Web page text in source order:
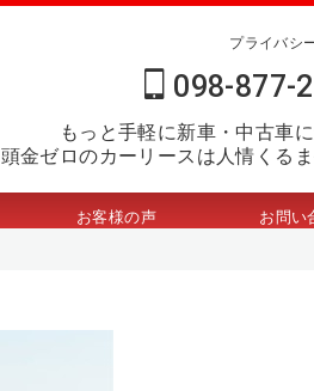
プライバシ
098-877-
もっと手軽に新車・中古車
頭金ゼロのカーリースは人情くる
お客様の声 お問い